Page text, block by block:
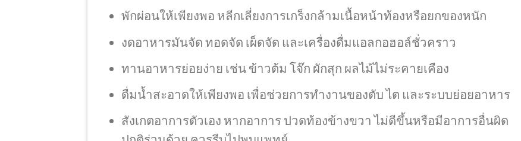
พักผ่อนให้เพียงพอ หลีกเลี่ยงการเกร็งกล้ามเนื้อหน้าท้องหรือยกของหนัก
งดอาหารมันจัด ทอดจัด เผ็ดจัด และเครื่องดื่มแอลกอฮอล์ชั่วคราว
ทานอาหารย่อยง่าย เช่น ข้าวต้ม โจ๊ก ผักสุก ผลไม้ไม่ระคายเคือง
ดื่มน้ำสะอาดให้เพียงพอ เพื่อช่วยการทำงานของตับ ไต และระบบย่อยอาหาร
สังเกตอาการตัวเอง หากอาการ ปวดท้องข้างขวา ไม่ดีขึ้นหรือมีอาการอื่นผิด